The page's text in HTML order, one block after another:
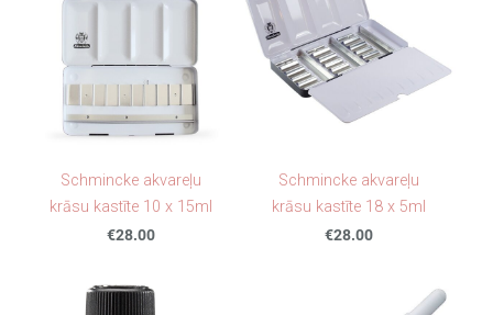
Schmincke akvareļu
krāsu kastīte 10 x 15ml
€28.00
Schmincke akvareļu
krāsu kastīte 18 x 5ml
€28.00